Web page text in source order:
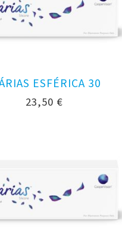
ESFÉRICA 30
23,50 €